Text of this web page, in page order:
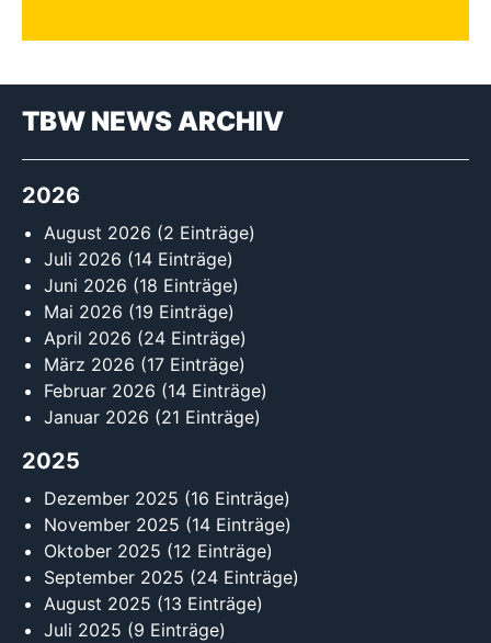
TBW NEWS ARCHIV
2026
August 2026 (2 Einträge)
Juli 2026 (14 Einträge)
Juni 2026 (18 Einträge)
Mai 2026 (19 Einträge)
April 2026 (24 Einträge)
März 2026 (17 Einträge)
Februar 2026 (14 Einträge)
Januar 2026 (21 Einträge)
2025
Dezember 2025 (16 Einträge)
November 2025 (14 Einträge)
Oktober 2025 (12 Einträge)
September 2025 (24 Einträge)
August 2025 (13 Einträge)
Juli 2025 (9 Einträge)